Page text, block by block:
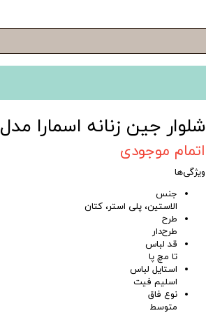
شلوار جین زنانه اسمارا مدل IAN 298869
اتمام موجودی
ویژگی‌ها
جنس
الاستین، پلی استر، کتان
طرح
طرح‌دار
قد لباس
تا مچ پا
استایل لباس
اسلیم فیت
نوع فاق
متوسط